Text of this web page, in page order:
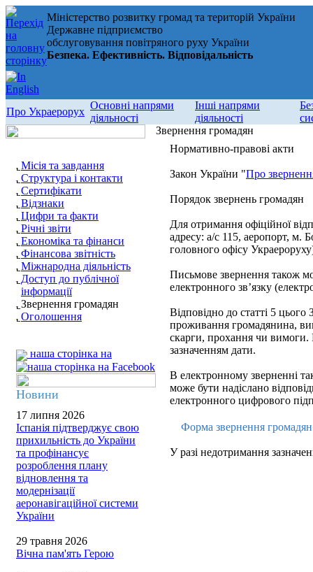
Міністерство розвитку громад та територій України
Державне підприємство
обслуговування повітряного руху України
Безпека. Ефективність. Відповідальність
Про Украерорух
Основні напрями
діяльності
Інші напрями
діяльності
Місія та завдання
Структура і контакти
Сертифікати
Відзнаки
Цифри та факти
Річні звіти
Економіка та фінанси
Фінансова звітність
Міжнародна діяльність
Доступ до публічної
інформації
Звернення громадян
Оголошення
наша сторінка на
Новини
17 липня 2026
Іспанія підтверджує свою
прихильність до України
та профінансує
розроблення плану
відновлення та
модернізації
аеронавігаційної системи
України
29 травня 2026
Вічна пам'ять Герою
Звернення громадян
Нормативно-правові акти
Закон України "Про
Порядок звернень громадян
Для отримання офіційної
адресу: а/с 115, аеропорт, м.
головного офісу
Письмове звернення також
електронного зв’язку
Відповідно до статті 5 цього
проживання громадянина,
скарги, прохання чи вимоги.
зазначенням дати.
В електронному зверненні
може бути надіслано
електронного цифрового
Форма звернення
У разі недотримання